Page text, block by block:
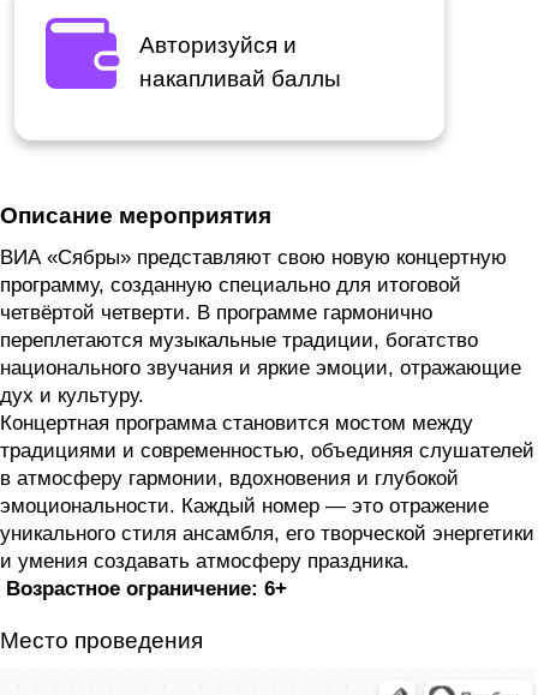
Авторизуйся и
накапливай баллы
Описание мероприятия
ВИА «Сябры» представляют свою новую концертную
программу, созданную специально для итоговой
четвёртой четверти. В программе гармонично
переплетаются музыкальные традиции, богатство
национального звучания и яркие эмоции, отражающие
дух и культуру.
Концертная программа становится мостом между
традициями и современностью, объединяя слушателей
в атмосферу гармонии, вдохновения и глубокой
эмоциональности. Каждый номер — это отражение
уникального стиля ансамбля, его творческой энергетики
и умения создавать атмосферу праздника.
Возрастное ограничение: 6+
Место проведения